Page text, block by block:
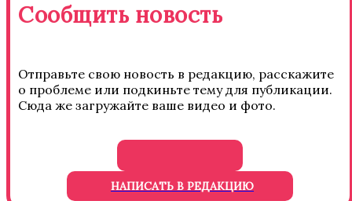
Сообщить новость
Отправьте свою новость в редакцию, расскажите
о проблеме или подкиньте тему для публикации.
Сюда же загружайте ваше видео и фото.
НАПИСАТЬ В РЕДАКЦИЮ